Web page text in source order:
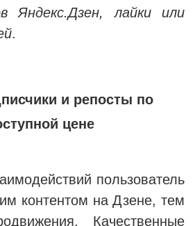
Яндекс.Дзен, лайки или
.
и репосты по
цене
пользователь
контентом на Дзене, тем
Качественные